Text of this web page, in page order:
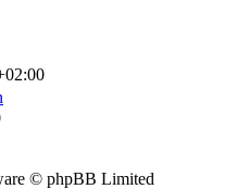
© phpBB Limited